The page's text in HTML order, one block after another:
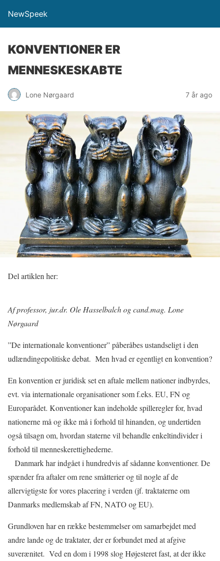
NewSpeek
KONVENTIONER ER
MENNESKESKABTE
Lone Nørgaard 7 år ago
Del artiklen her:
Af professor, jur.dr. Ole Hasselbalch og cand.mag. Lone
Nørgaard
”De internationale konventioner” påberåbes ustandseligt i den
udlændingepolitiske debat. Men hvad er egentligt en konvention?
En konvention er juridisk set en aftale mellem nationer indbyrdes,
evt. via internationale organisationer som f.eks. EU, FN og
Europarådet. Konventioner kan indeholde spilleregler for, hvad
nationerne må og ikke må i forhold til hinanden, og undertiden
også tilsagn om, hvordan staterne vil behandle enkeltindivider i
forhold til menneskerettighederne.
Danmark har indgået i hundredvis af sådanne konventioner. De
spænder fra aftaler om rene småtterier og til nogle af de
allervigtigste for vores placering i verden (jf. traktaterne om
Danmarks medlemskab af FN, NATO og EU).
Grundloven har en række bestemmelser om samarbejdet med
andre lande og de traktater, der er forbundet med at afgive
suverænitet. Ved en dom i 1998 slog Højesteret fast, at der ikke